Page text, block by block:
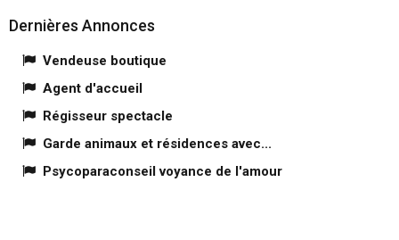
Dernières Annonces
Vendeuse boutique
Agent d'accueil
Régisseur spectacle
Garde animaux et résidences avec...
Psycoparaconseil voyance de l'amour